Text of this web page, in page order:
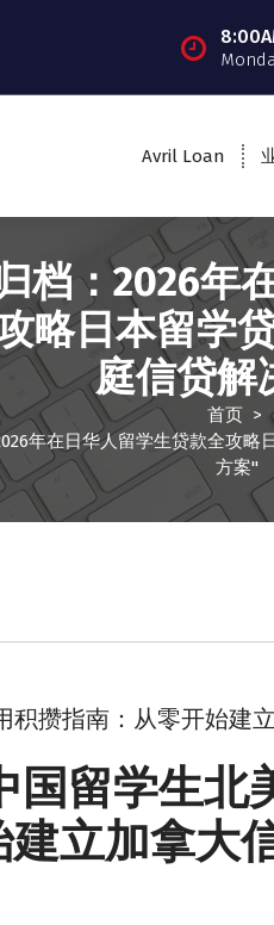
Avril Loan
档：2026年
略日本留学
庭信贷解
首页 >
年在日华人留学生贷款全攻略
方案"
积攒指南：从零开始建
国留学生北
立加拿大